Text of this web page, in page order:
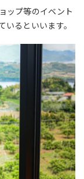
ップ等のイベント
るといいます。